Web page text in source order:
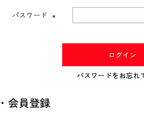
パスワード
ログイン
パスワードをお忘れ
会員登録